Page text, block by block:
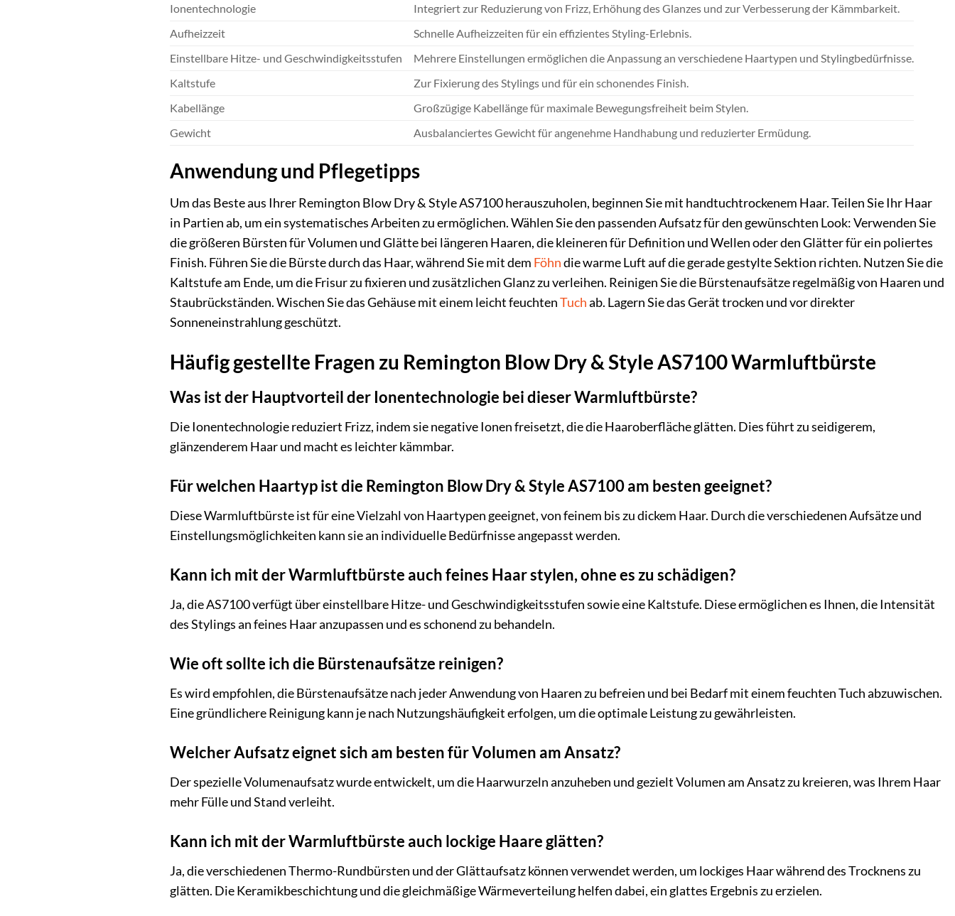
Ionentechnologie
Integriert zur Reduzierung von Frizz, Erhöhung des Glanzes und zur Verbesserung der Kämmbarkeit.
Aufheizzeit
Schnelle Aufheizzeiten für ein effizientes Styling-Erlebnis.
Einstellbare Hitze- und Geschwindigkeitsstufen
Mehrere Einstellungen ermöglichen die Anpassung an verschiedene Haartypen und Stylingbedürfnisse.
Kaltstufe
Zur Fixierung des Stylings und für ein schonendes Finish.
Kabellänge
Großzügige Kabellänge für maximale Bewegungsfreiheit beim Stylen.
Gewicht
Ausbalanciertes Gewicht für angenehme Handhabung und reduzierter Ermüdung.
Anwendung und Pflegetipps
Um das Beste aus Ihrer Remington Blow Dry & Style AS7100 herauszuholen, beginnen Sie mit handtuchtrockenem Haar. Teilen Sie Ihr Haar
in Partien ab, um ein systematisches Arbeiten zu ermöglichen. Wählen Sie den passenden Aufsatz für den gewünschten Look: Verwenden Sie
die größeren Bürsten für Volumen und Glätte bei längeren Haaren, die kleineren für Definition und Wellen oder den Glätter für ein poliertes
Finish. Führen Sie die Bürste durch das Haar, während Sie mit dem Föhndie warme Luft auf die gerade gestylte Sektion richten. Nutzen Sie die
Kaltstufe am Ende, um die Frisur zu fixieren und zusätzlichen Glanz zu verleihen. Reinigen Sie die Bürstenaufsätze regelmäßig von Haaren und
Staubrückständen. Wischen Sie das Gehäuse mit einem leicht feuchtenTuchab. Lagern Sie das Gerät trocken und vor direkter
Sonneneinstrahlung geschützt.
Häufig gestellte Fragen zu Remington Blow Dry & Style AS7100 Warmluftbürste
Was ist der Hauptvorteil der Ionentechnologie bei dieser Warmluftbürste?
Die Ionentechnologie reduziert Frizz, indem sie negative Ionen freisetzt, die die Haaroberfläche glätten. Dies führt zu seidigerem,
glänzenderem Haar und macht es leichter kämmbar.
Für welchen Haartyp ist die Remington Blow Dry & Style AS7100 am besten geeignet?
Diese Warmluftbürste ist für eine Vielzahl von Haartypen geeignet, von feinem bis zu dickem Haar. Durch die verschiedenen Aufsätze und
Einstellungsmöglichkeiten kann sie an individuelle Bedürfnisse angepasst werden.
Kann ich mit der Warmluftbürste auch feines Haar stylen, ohne es zu schädigen?
Ja, die AS7100 verfügt über einstellbare Hitze- und Geschwindigkeitsstufen sowie eine Kaltstufe. Diese ermöglichen es Ihnen, die Intensität
des Stylings an feines Haar anzupassen und es schonend zu behandeln.
Wie oft sollte ich die Bürstenaufsätze reinigen?
Es wird empfohlen, die Bürstenaufsätze nach jeder Anwendung von Haaren zu befreien und bei Bedarf mit einem feuchten Tuch abzuwischen.
Eine gründlichere Reinigung kann je nach Nutzungshäufigkeit erfolgen, um die optimale Leistung zu gewährleisten.
Welcher Aufsatz eignet sich am besten für Volumen am Ansatz?
Der spezielle Volumenaufsatz wurde entwickelt, um die Haarwurzeln anzuheben und gezielt Volumen am Ansatz zu kreieren, was Ihrem Haar
mehr Fülle und Stand verleiht.
Kann ich mit der Warmluftbürste auch lockige Haare glätten?
Ja, die verschiedenen Thermo-Rundbürsten und der Glättaufsatz können verwendet werden, um lockiges Haar während des Trocknens zu
glätten. Die Keramikbeschichtung und die gleichmäßige Wärmeverteilung helfen dabei, ein glattes Ergebnis zu erzielen.